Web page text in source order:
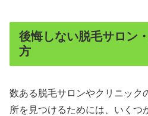
後悔しない脱毛サロン
方
数ある脱毛サロンやクリニック
所を見つけるためには、いくつ